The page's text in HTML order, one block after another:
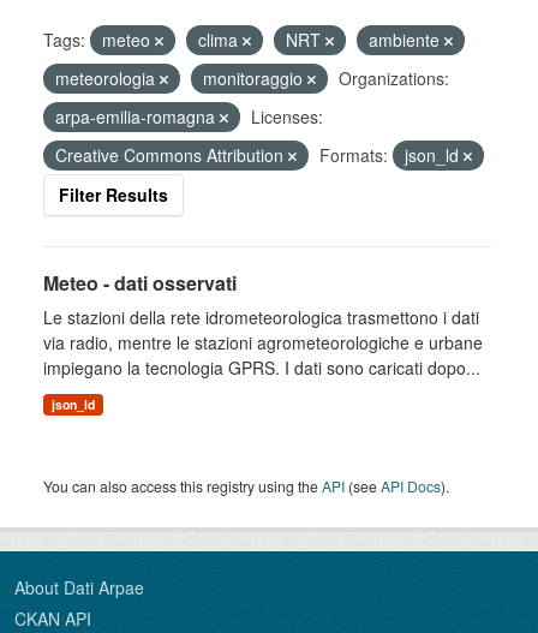
Tags: meteo clima NRT
ambiente
meteorologia
monitoraggio
Organizations:
arpa-emilia-romagna
Licenses:
Creative Commons Attribution
Formats:
json_ld
Filter Results
Meteo - dati osservati
Le stazioni della rete idrometeorologica trasmettono i dati
via radio, mentre le stazioni agrometeorologiche e urbane
impiegano la tecnologia GPRS. I dati sono caricati dopo...
json_ld
You can also access this registry using theAPI (seeAPI Docs).
About Dati Arpae
CKAN API